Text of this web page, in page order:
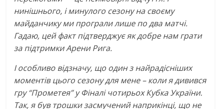
нинішнього, і минулого сезону на своєму
майданчику ми програли лише по два матчі.
Гадаю, цей факт підтверджує як добре нам грати
за підтримки Арени Рига.
І особливо відзначу, що один з найрадісніших
моментів цього сезону для мене – коли я дивився
гру “Прометея” у Фіналі чотирьох Кубка України.
Так, я був трошки засмучений наприкінці, що не